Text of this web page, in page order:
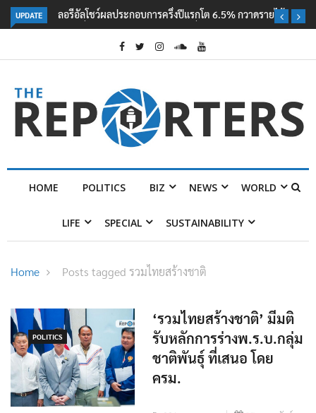
UPDATE
ลอรีอัลโชว์ผลประกอบการครึ่งปีแรกโต 6.5% กวาดรายได้ 2.3 หมื่นล้านยูโร
คว้าไลเซนส์ ‘กุชชี่’ 50 ปี พร้อมส่ง 4 แบรนด์ใหม่บุกตลาดไทย
POLITICS BIZ NEWS WORLD
POLITICS
‘รวมไทยสร้างชาติ’ มีมติ
รับหลักการร่างพ.ร.บ.กลุ่ม
ชาติพันธุ์ ที่เสนอ โดย
ครม.